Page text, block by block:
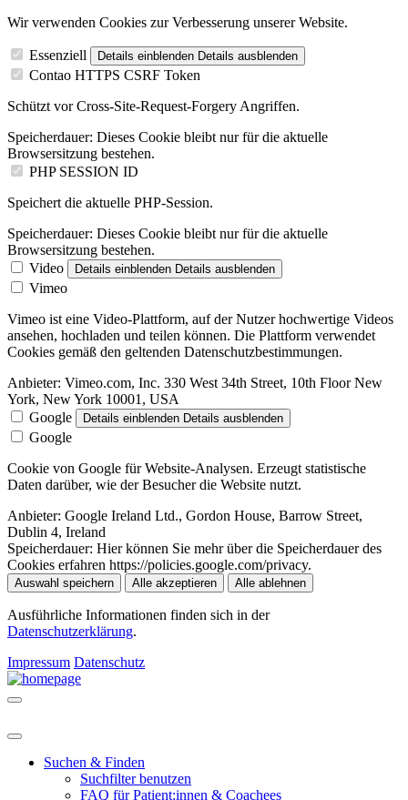
Wir verwenden Cookies zur Verbesserung unserer Website.
Essenziell Details einblenden Details ausblenden
Contao HTTPS CSRF Token
Schützt vor Cross-Site-Request-Forgery Angriffen.
Speicherdauer: Dieses Cookie bleibt nur für die aktuelle
Browsersitzung bestehen.
PHP SESSION ID
Speichert die aktuelle PHP-Session.
Speicherdauer: Dieses Cookie bleibt nur für die aktuelle
Browsersitzung bestehen.
Video
Details einblenden Details ausblenden
Vimeo
Vimeo ist eine Video-Plattform, auf der Nutzer hochwertige Videos
ansehen, hochladen und teilen können. Die Plattform verwendet
Cookies gemäß den geltenden Datenschutzbestimmungen.
Anbieter: Vimeo.com, Inc. 330 West 34th Street, 10th Floor New
York, New York 10001, USA
Google
Details einblenden Details ausblenden
Google
Cookie von Google für Website-Analysen. Erzeugt statistische
Daten darüber, wie der Besucher die Website nutzt.
Anbieter: Google Ireland Ltd., Gordon House, Barrow Street,
Dublin 4, Ireland
Speicherdauer: Hier können Sie mehr über die Speicherdauer des
Cookies erfahren https://policies.google.com/privacy.
Auswahl speichern Alle akzeptieren Alle ablehnen
Ausführliche Informationen finden sich in der
Datenschutzerklärung.
Impressum Datenschutz
Suchen & Finden
Suchfilter benutzen
FAQ für Patient:innen & Coachees